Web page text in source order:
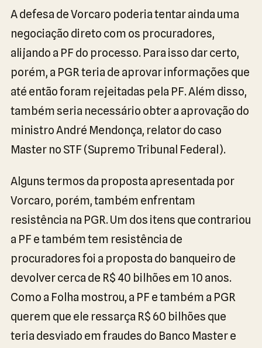
A defesa de Vorcaro poderia tentar ainda uma
negociação direto com os procuradores,
alijando a PF do processo. Para isso dar certo,
porém, a PGR teria de aprovar informações que
até então foram rejeitadas pela PF. Além disso,
também seria necessário obter a aprovação do
ministro André Mendonça, relator do caso
Master no STF (Supremo Tribunal Federal).
Alguns termos da proposta apresentada por
Vorcaro, porém, também enfrentam
resistência na PGR. Um dos itens que contrariou
a PF e também tem resistência de
procuradores foi a proposta do banqueiro de
devolver cerca de R$ 40 bilhões em 10 anos.
Como a Folha mostrou, a PF e também a PGR
querem que ele ressarça R$ 60 bilhões que
teria desviado em fraudes do Banco Master e